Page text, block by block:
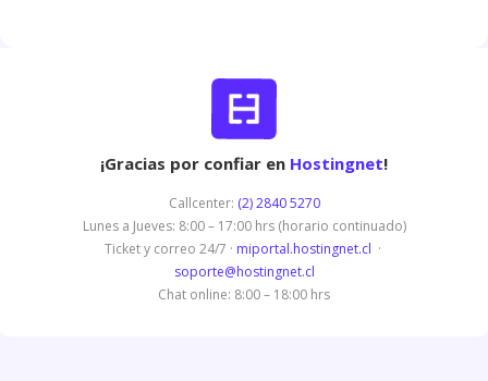
¡Gracias por confiar en Hostingnet!
Callcenter: (2) 2840 5270
Lunes a Jueves: 8:00 – 17:00 hrs (horario continuado)
Ticket y correo 24/7 · miportal.hostingnet.cl ·
soporte@hostingnet.cl
Chat online: 8:00 – 18:00 hrs